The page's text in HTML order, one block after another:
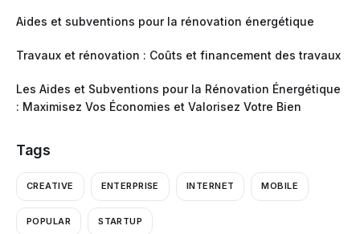
Aides et subventions pour la rénovation énergétique
Travaux et rénovation : Coûts et financement des travaux
Les Aides et Subventions pour la Rénovation Énergétique
: Maximisez Vos Économies et Valorisez Votre Bien
Tags
CREATIVE ENTERPRISE INTERNET MOBILE
POPULAR STARTUP